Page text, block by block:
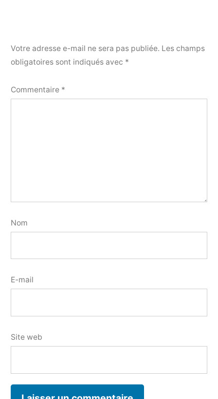
Votre adresse e-mail ne sera pas publiée. Les champs
obligatoires sont indiqués avec *
Commentaire *
Nom
E-mail
Site web